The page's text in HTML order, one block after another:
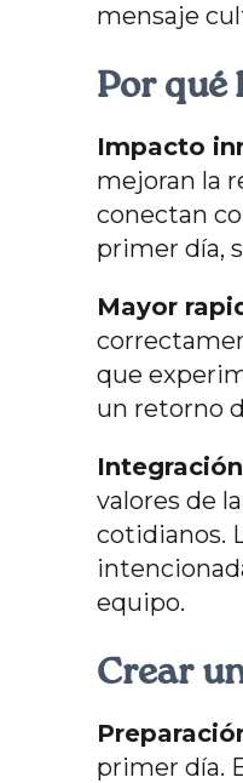
mensaje
Por qué
Impacto
mejoran la
conectan
primer día,
Mayor
que
un retorno
valores de
cotidianos.
equipo.
Crear
primer día.